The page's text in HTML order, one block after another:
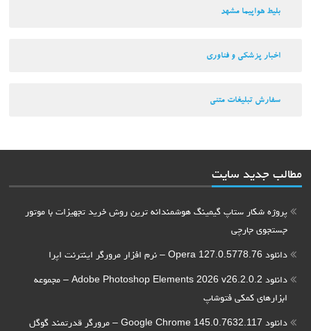
بلیط هواپیما مشهد
اخبار پزشکی و فناوری
سفارش تبلیغات متنی
مطالب جدید سایت
پروژه شکار ستاپ گیمینگ هوشمندانه ترین روش خرید تجهیزات با موتور
جستجوی جارچی
دانلود Opera 127.0.5778.76 – نرم افزار مرورگر اینترنت اپرا
دانلود Adobe Photoshop Elements 2026 v26.2.0.2 – مجموعه
ابزارهای کمکی فتوشاپ
دانلود Google Chrome 145.0.7632.117 – مرورگر قدرتمند گوگل